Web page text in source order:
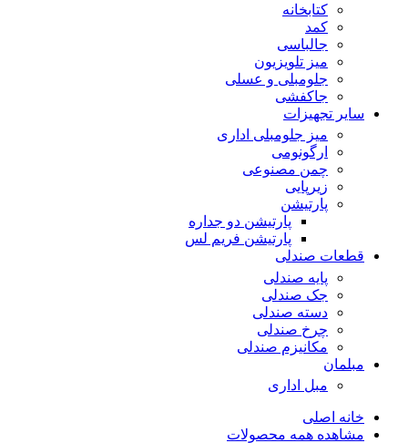
کتابخانه
کمد
جالباسی
میز تلویزیون
جلومبلی و عسلی
جاکفشی
سایر تجهیزات
میز جلومبلی اداری
ارگونومی
چمن مصنوعی
زیرپایی
پارتیشن
پارتیشن دو جداره
پارتیشن فریم لس
قطعات صندلی
پایه صندلی
جک صندلی
دسته صندلی
چرخ صندلی
مکانیزم صندلی
مبلمان
مبل اداری
خانه اصلی
مشاهده همه محصولات